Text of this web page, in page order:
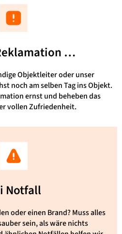
Notfall​
oder einen Brand? Muss alles
sein, als wäre nichts
…​
Objektleiter oder unser
noch am selben Tag ins Objekt.
ernst und beheben das
vollen Zufriedenheit.